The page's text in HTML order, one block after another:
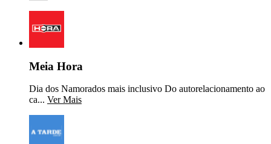
Meia Hora
Dia dos Namorados mais inclusivo Do autorelacionamento ao
ca... Ver Mais